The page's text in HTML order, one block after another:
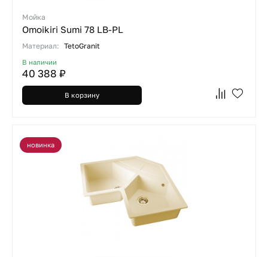
Мойка
Omoikiri Sumi 78 LB-PL
Материал: TetoGranit
В наличии
40 388 ₽
В корзину
новинка